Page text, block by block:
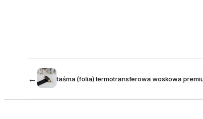
← taśma (folia) termotransferowa woskowa